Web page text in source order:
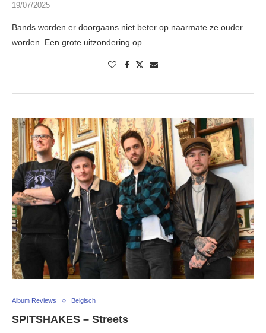
19/07/2025
Bands worden er doorgaans niet beter op naarmate ze ouder
worden. Een grote uitzondering op …
Album Reviews Belgisch
SPITSHAKES – Streets